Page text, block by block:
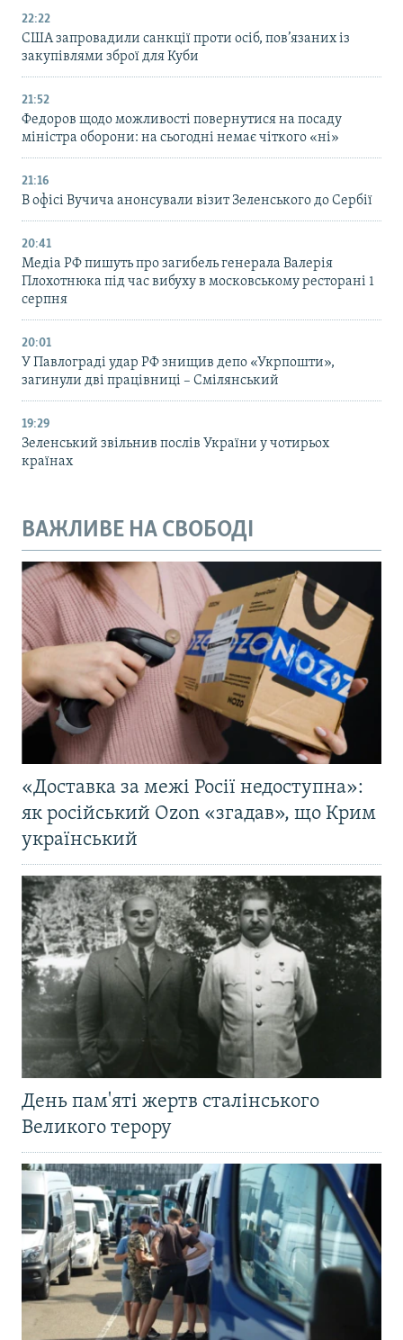
22:22
США запровадили санкції проти осіб, пов’язаних із
закупівлями зброї для Куби
21:52
Федоров щодо можливості повернутися на посаду
міністра оборони: на сьогодні немає чіткого «ні»
21:16
В офісі Вучича анонсували візит Зеленського до Сербії
20:41
Медіа РФ пишуть про загибель генерала Валерія
Плохотнюка під час вибуху в московському ресторані 1
серпня
20:01
У Павлограді удар РФ знищив депо «Укрпошти»,
загинули дві працівниці – Смілянський
19:29
Зеленський звільнив послів України у чотирьох
країнах
ВАЖЛИВЕ НА СВОБОДІ
«Доставка за межі Росії недоступна»:
як російський Ozon «згадав», що Крим
український
День пам'яті жертв сталінського
Великого терору